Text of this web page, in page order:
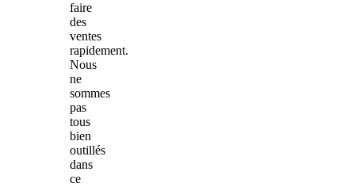
faire
des
ventes
rapidement.
Nous
ne
sommes
pas
tous
bien
outillés
dans
ce